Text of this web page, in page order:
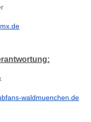
waldmuenchen.de